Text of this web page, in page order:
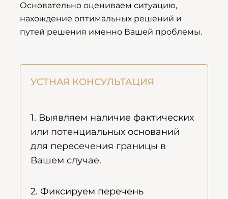
Основательно оцениваем ситуацию,
нахождение оптимальных решений и
путей решения именно Вашей проблемы.
УСТНАЯ КОНСУЛЬТАЦИЯ
1. Выявляем наличие фактических
или потенциальных оснований
для пересечения границы в
Вашем случае.
2. Фиксируем перечень